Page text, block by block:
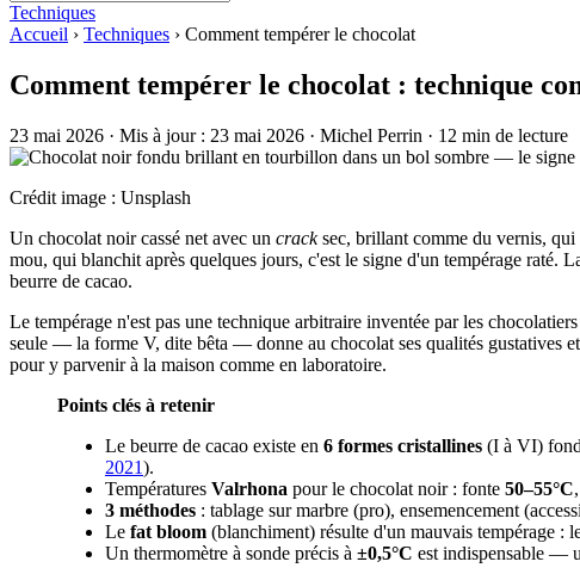
Techniques
Accueil › Techniques › Comment tempérer le chocolat
Comment tempérer le chocolat : technique
23 mai 2026 · Mis à jour : 23 mai 2026 · Michel Perrin · 12 min de lecture
Crédit image : Unsplash
Un chocolat noir cassé net avec un cracksec, brillant comme du vernis, qui
mou, qui blanchit après quelques jours, c'est le signe d'un tempérage raté.
beurre de cacao.
Le tempérage n'est pas une technique arbitraire inventée par les
seule — la forme V, dite bêta — donne au chocolat ses qualités gustatives
pour y parvenir à la maison comme en laboratoire.
Points clés à retenir
Le beurre de cacao existe en 6 formes cristallines (I à VI)
2021).
Températures Valrhona pour le chocolat noir : fonte 50–55°C
3 méthodes : tablage sur marbre (pro), ensemencement
Le fat bloom (blanchiment) résulte d'un mauvais tempérage :
Un thermomètre à sonde précis à ±0,5°C est indispensable —